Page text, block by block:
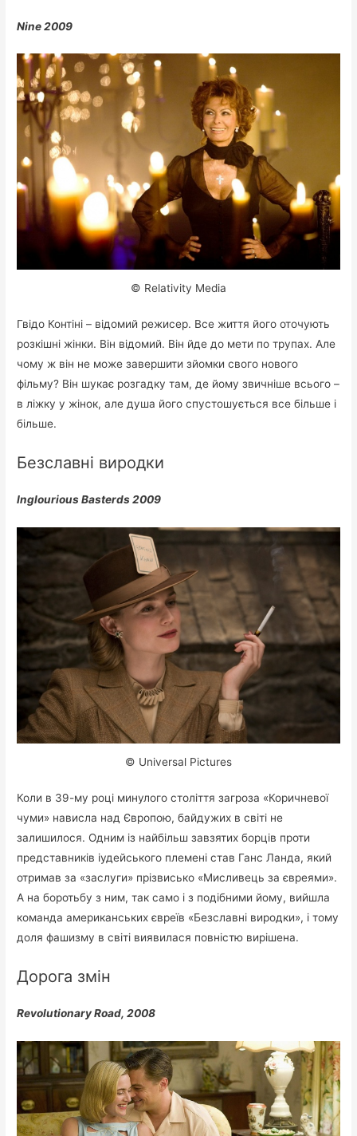
Nine 2009
© Relativity Media
Гвідо Контіні – відомий режисер. Все життя його оточують
розкішні жінки. Він відомий. Він йде до мети по трупах. Але
чому ж він не може завершити зйомки свого нового
фільму? Він шукає розгадку там, де йому звичніше всього –
в ліжку у жінок, але душа його спустошується все більше і
більше.
Безславні виродки
Inglourious Basterds 2009
© Universal Pictures
Коли в 39-му році минулого століття загроза «Коричневої
чуми» нависла над Європою, байдужих в світі не
залишилося. Одним із найбільш завзятих борців проти
представників іудейського племені став Ганс Ланда, який
отримав за «заслуги» прізвисько «Мисливець за євреями».
А на боротьбу з ним, так само і з подібними йому, вийшла
команда американських євреїв «Безславні виродки», і тому
доля фашизму в світі виявилася повністю вирішена.
Дорога змін
Revolutionary Road, 2008